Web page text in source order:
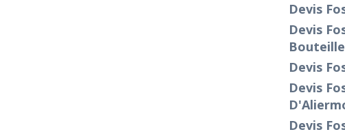
Devis
Devis
Devis
Devis
Devis